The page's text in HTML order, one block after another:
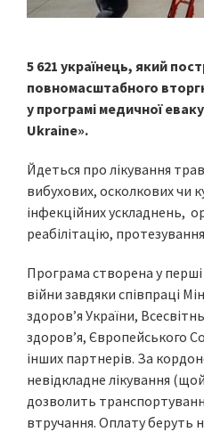
5 621 українець, який
повномасштабного
у програмі медичної
Ukraine».
Йдеться про лікування
вибухових, осколкових чи
інфекційних ускладнень,
реабілітацію,
Програма створена у
війни завдяки співпраці
здоров’я України,
здоров’я, Європейського
інших партнерів. За
невідкладне лікування
дозволить
втручання. Оплату беруть